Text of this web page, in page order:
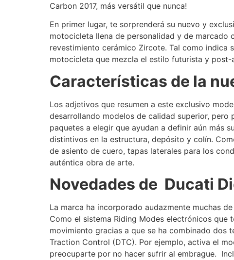
Carbon 2017, más versátil que nunca!
En primer lugar, te sorprenderá su nuevo y
motocicleta llena de personalidad y de
revestimiento cerámico Zircote. Tal como indica
motocicleta que mezcla el estilo futurista y
Características de la
Los adjetivos que resumen a este exclusivo
desarrollando modelos de calidad superior, pero
paquetes a elegir que ayudan a definir aún más
distintivos en la estructura, depósito y colín.
de asiento de cuero, tapas laterales para los
auténtica obra de arte.
Novedades de Ducati
La marca ha incorporado audazmente muchas
Como el sistema Riding Modes electrónicos
movimiento gracias a que se ha combinado dos
Traction Control (DTC). Por ejemplo, activa el
preocuparte por no hacer sufrir al embrague.